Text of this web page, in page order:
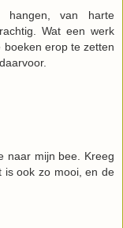
van harte
Wat een werk
erop te zetten
naar mijn bee. Kreeg
is ook zo mooi, en de